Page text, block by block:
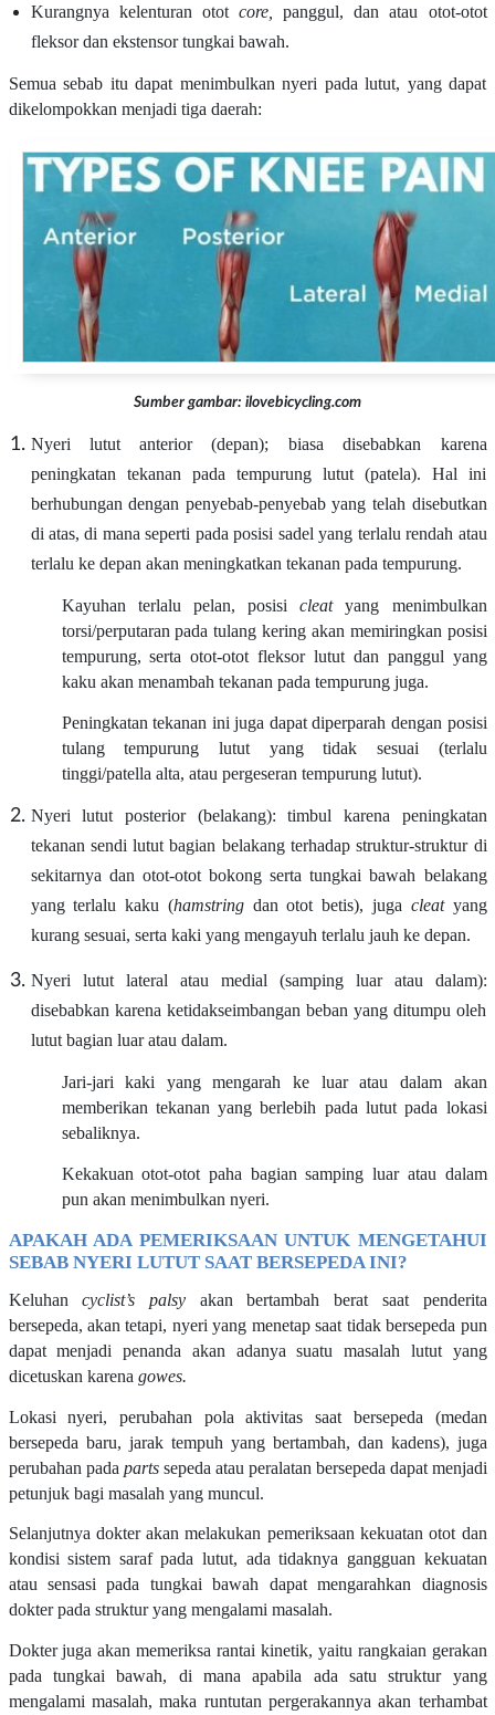
Kurangnya kelenturan otot core,
panggul, dan atau otot-otot
fleksor dan ekstensor tungkai bawah.
Semua sebab itu dapat menimbulkan nyeri pada lutut, yang dapat
dikelompokkan menjadi tiga daerah:
Sumber gambar: ilovebicycling.com
Nyeri lutut anterior (depan); biasa disebabkan karena
peningkatan tekanan pada tempurung lutut (patela). Hal ini
berhubungan dengan penyebab-penyebab yang telah disebutkan
di atas, di mana seperti pada posisi sadel yang terlalu rendah atau
terlalu ke depan akan meningkatkan tekanan pada tempurung.
Kayuhan terlalu pelan, posisicleatyang menimbulkan
torsi/perputaran pada tulang kering akan memiringkan posisi
tempurung, serta otot-otot fleksor lutut dan panggul yang
kaku akan menambah tekanan pada tempurung juga.
Peningkatan tekanan ini juga dapat diperparah dengan posisi
tulang tempurung lutut yang tidak sesuai (terlalu
tinggi/patella alta, atau pergeseran tempurung lutut).
Nyeri lutut posterior (belakang): timbul karena peningkatan
tekanan sendi lutut bagian belakang terhadap struktur-struktur di
sekitarnya dan otot-otot bokong serta tungkai bawah belakang
yang terlalu kaku (hamstringdan otot betis), juga cleat yang
kurang sesuai, serta kaki yang mengayuh terlalu jauh ke depan.
Nyeri lutut lateral atau medial (samping luar atau dalam):
disebabkan karena ketidakseimbangan beban yang ditumpu oleh
lutut bagian luar atau dalam.
Jari-jari kaki yang mengarah ke luar atau dalam akan
memberikan tekanan yang berlebih pada lutut pada lokasi
sebaliknya.
Kekakuan otot-otot paha bagian samping luar atau dalam
pun akan menimbulkan nyeri.
APAKAH ADA PEMERIKSAAN UNTUK MENGETAHUI
SEBAB NYERI LUTUT SAAT BERSEPEDA INI?
Keluhancyclist’s palsyakan bertambah berat saat penderita
bersepeda, akan tetapi, nyeri yang menetap saat tidak bersepeda pun
dapat menjadi penanda akan adanya suatu masalah lutut yang
dicetuskan karena gowes.
Lokasi nyeri, perubahan pola aktivitas saat bersepeda (medan
bersepeda baru, jarak tempuh yang bertambah, dan kadens), juga
perubahan pada parts sepeda atau peralatan bersepeda dapat menjadi
petunjuk bagi masalah yang muncul.
Selanjutnya dokter akan melakukan pemeriksaan kekuatan otot dan
kondisi sistem saraf pada lutut, ada tidaknya gangguan kekuatan
atau sensasi pada tungkai bawah dapat mengarahkan diagnosis
dokter pada struktur yang mengalami masalah.
Dokter juga akan memeriksa rantai kinetik, yaitu rangkaian gerakan
pada tungkai bawah, di mana apabila ada satu struktur yang
mengalami masalah, maka runtutan pergerakannya akan terhambat